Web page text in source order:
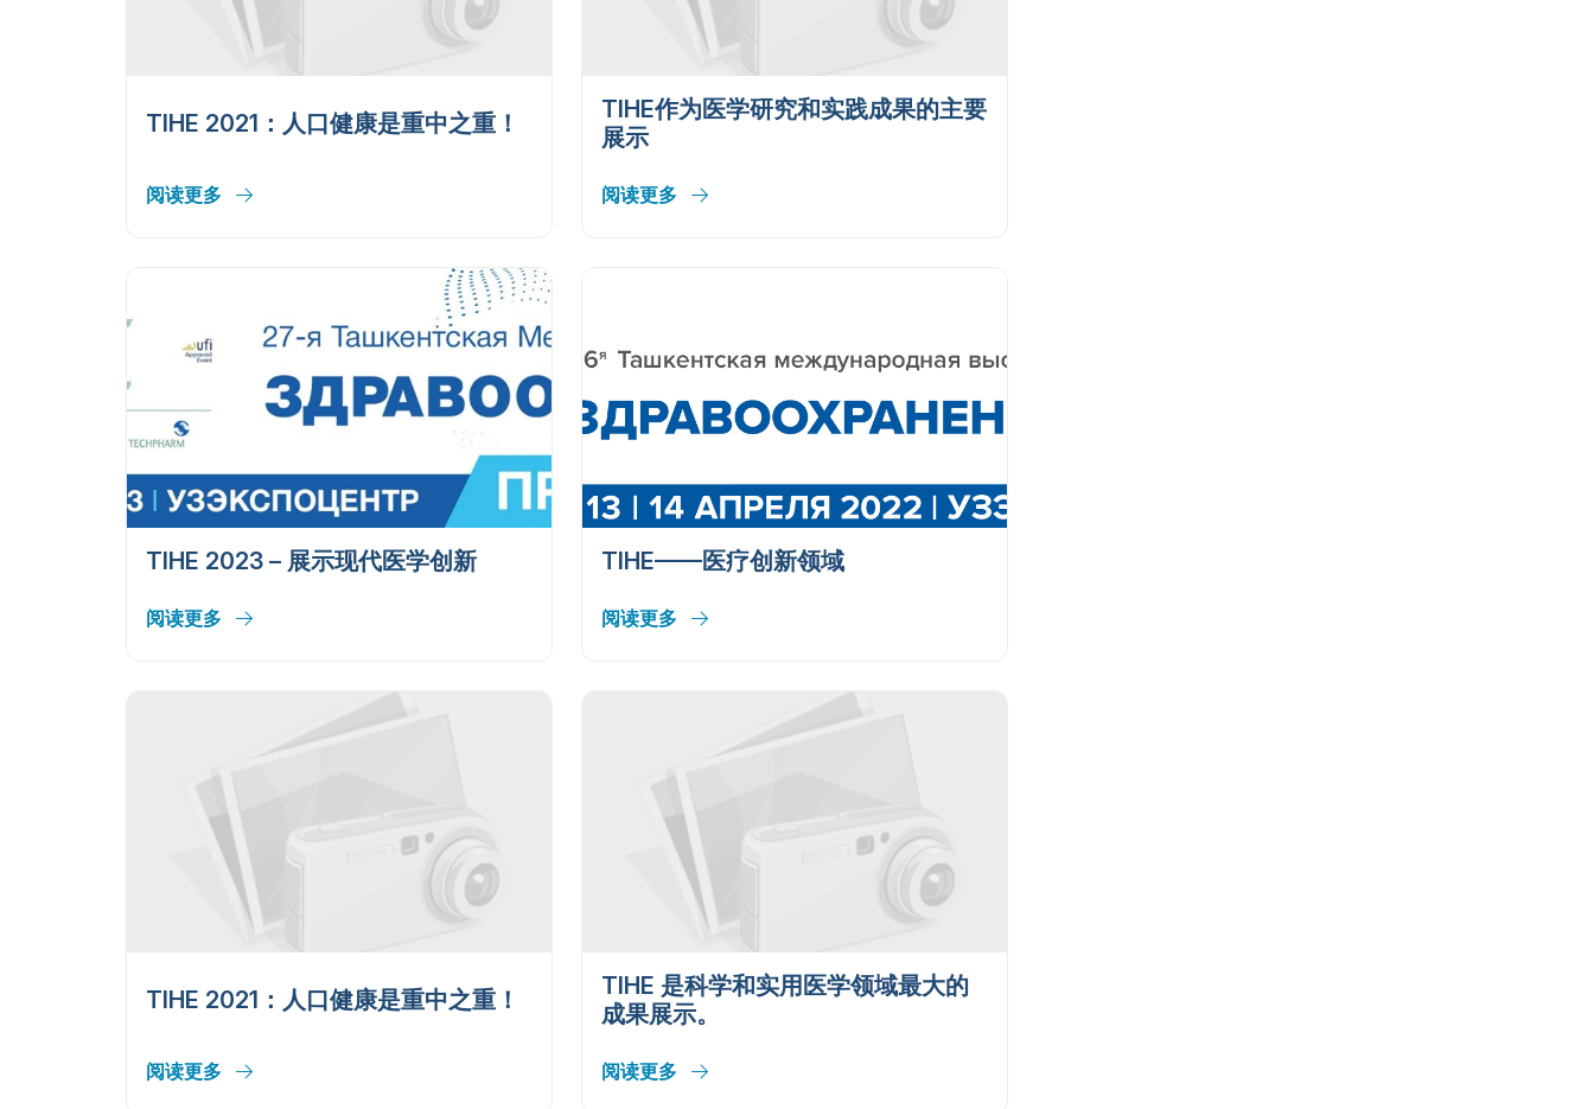
TIHE 2021：人口健康是重中之重！
阅读更多
TIHE作为医学研究和实践成果的主要
展示
阅读更多
TIHE 2023 – 展示现代医学创新
阅读更多
TIHE——医疗创新领域
阅读更多
TIHE 2021：人口健康是重中之重！
阅读更多
TIHE 是科学和实用医学领域最大的
成果展示。
阅读更多